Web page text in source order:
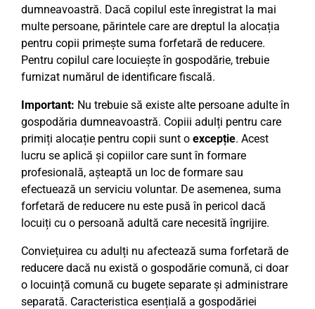
dumneavoastră. Dacă copilul este înregistrat la mai
multe persoane, părintele care are dreptul la alocația
pentru copii primește suma forfetară de reducere.
Pentru copilul care locuiește în gospodărie, trebuie
furnizat numărul de identificare fiscală.
Important: Nu trebuie să existe alte persoane adulte în
gospodăria dumneavoastră. Copiii adulți pentru care
primiți alocație pentru copii sunt o excepție. Acest
lucru se aplică și copiilor care sunt în formare
profesională, așteaptă un loc de formare sau
efectuează un serviciu voluntar. De asemenea, suma
forfetară de reducere nu este pusă în pericol dacă
locuiți cu o persoană adultă care necesită îngrijire.
Conviețuirea cu adulți nu afectează suma forfetară de
reducere dacă nu există o gospodărie comună, ci doar
o locuință comună cu bugete separate și administrare
separată. Caracteristica esențială a gospodăriei